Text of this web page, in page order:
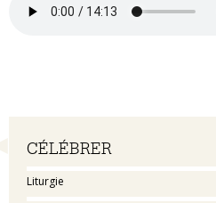
Navigation
CÉLÉBRER
Liturgie